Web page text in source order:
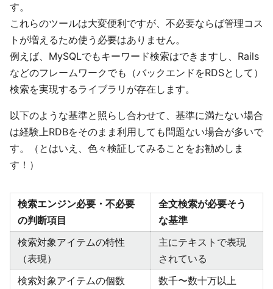
す。
これらのツールは大変便利ですが、不必要ならば管理コス
トが増えるため使う必要はありません。
例えば、MySQLでもキーワード検索はできますし、Rails
などのフレームワークでも（バックエンドをRDSとして）
検索を実現するライブラリが存在します。
以下のような基準と照らし合わせて、基準に満たない場合
は経験上RDBをそのまま利用しても問題ない場合が多いで
す。（とはいえ、色々検証してみることをお勧めしま
す！）
検索エンジン必要・不必要
の判断項目
全文検索が必要そう
な基準
検索対象アイテムの特性
（表現）
主にテキストで表現
されている
検索対象アイテムの個数
数千〜数十万以上